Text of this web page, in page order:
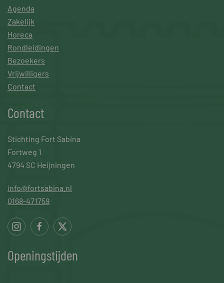
Agenda
Zakelijk
Horeca
Rondleidingen
Bezoekers
Vrijwilligers
Contact
Contact
Stichting Fort Sabina
Fortweg 1
4794 SC Heijningen
info@fortsabina.nl
0168-471759
Openingstijden